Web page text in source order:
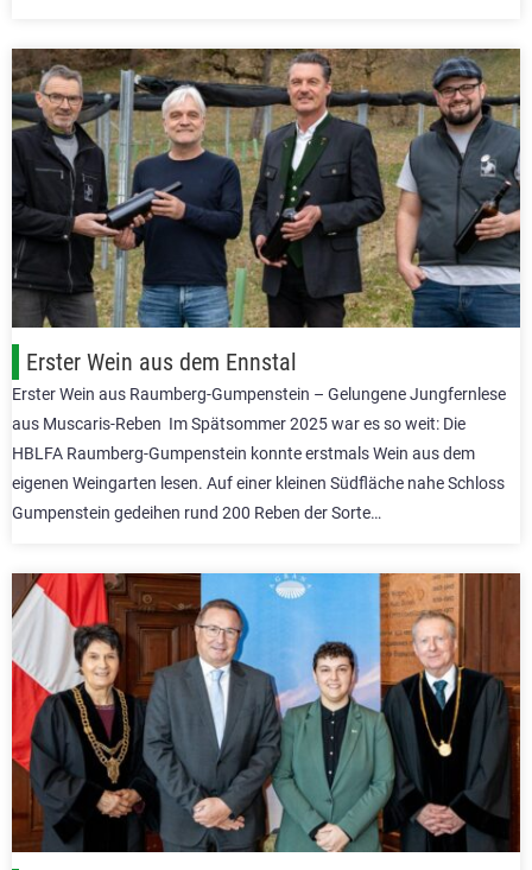
Erster Wein aus dem Ennstal
Erster Wein aus Raumberg-Gumpenstein – Gelungene Jungfernlese
aus Muscaris-Reben Im Spätsommer 2025 war es so weit: Die
HBLFA Raumberg-Gumpenstein konnte erstmals Wein aus dem
eigenen Weingarten lesen. Auf einer kleinen Südfläche nahe Schloss
Gumpenstein gedeihen rund 200 Reben der Sorte…